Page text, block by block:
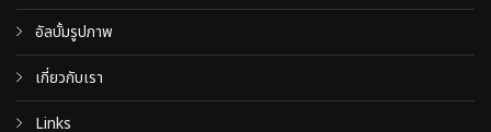
อัลบั้มรูปภาพ
เกี่ยวกับเรา
Links